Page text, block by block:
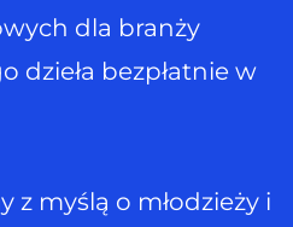
dla branży
bezpłatnie w
z myślą o młodzieży i